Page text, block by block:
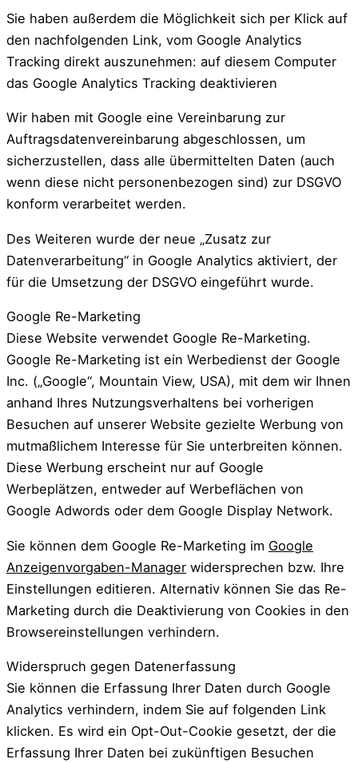
Sie haben außerdem die Möglichkeit sich per Klick auf
den nachfolgenden Link, vom Google Analytics
Tracking direkt auszunehmen: auf diesem Computer
das Google Analytics Tracking deaktivieren
Wir haben mit Google eine Vereinbarung zur
Auftragsdatenvereinbarung abgeschlossen, um
sicherzustellen, dass alle übermittelten Daten (auch
wenn diese nicht personenbezogen sind) zur DSGVO
konform verarbeitet werden.
Des Weiteren wurde der neue „Zusatz zur
Datenverarbeitung“ in Google Analytics aktiviert, der
für die Umsetzung der DSGVO eingeführt wurde.
Google Re-Marketing
Diese Website verwendet Google Re-Marketing.
Google Re-Marketing ist ein Werbedienst der Google
Inc. („Google“, Mountain View, USA), mit dem wir Ihnen
anhand Ihres Nutzungsverhaltens bei vorherigen
Besuchen auf unserer Website gezielte Werbung von
mutmaßlichem Interesse für Sie unterbreiten können.
Diese Werbung erscheint nur auf Google
Werbeplätzen, entweder auf Werbeflächen von
Google Adwords oder dem Google Display Network.
Sie können dem Google Re-Marketing im Google
Anzeigenvorgaben-Manager widersprechen bzw. Ihre
Einstellungen editieren. Alternativ können Sie das Re-
Marketing durch die Deaktivierung von Cookies in den
Browsereinstellungen verhindern.
Widerspruch gegen Datenerfassung
Sie können die Erfassung Ihrer Daten durch Google
Analytics verhindern, indem Sie auf folgenden Link
klicken. Es wird ein Opt-Out-Cookie gesetzt, der die
Erfassung Ihrer Daten bei zukünftigen Besuchen